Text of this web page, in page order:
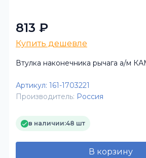
813 ₽
Купить дешевле
Втулка наконечника рычага а/м
Артикул: 161-1703221
Производитель: Россия
в наличии:48 шт
В корзину